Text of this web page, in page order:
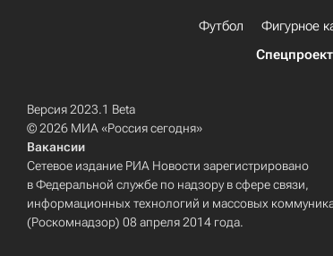
Футбол Фигурное
Версия 2023.1 Beta
© 2026 МИА «Россия сегодня»
Вакансии
Сетевое издание РИА Новости зарегистрировано
в Федеральной службе по надзору в сфере связи,
информационных технологий и массовых
(Роскомнадзор) 08 апреля 2014 года.